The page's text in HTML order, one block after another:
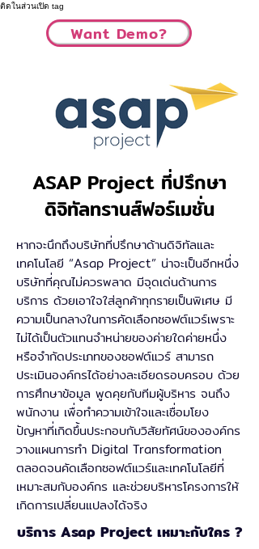
ติดในส่วนเปิด tag
Want Demo?
ASAP Project ที่ปรึกษา
ดิจิทัลทรานส์ฟอร์เมชั่น
หากจะนึกถึงบริษัทที่ปรึกษาด้านดิจิทัลและ
เทคโนโลยี “Asap Project” น่าจะเป็นอีกหนึ่ง
บริษัทที่คุณไม่ควรพลาด มีจุดเด่นด้านการ
บริการ ด้วยเอาใจใส่ลูกค้าทุกรายเป็นพิเศษ มี
ความเป็นกลางในการคัดเลือกซอฟต์แวร์เพราะ
ไม่ได้เป็นตัวแทนจำหน่ายของค่ายใดค่ายหนึ่ง
หรือจำกัดประเภทของซอฟต์แวร์ สามารถ
ประเมินองค์กรได้อย่างละเอียดรอบครอบ ด้วย
การศึกษาข้อมูล พูดคุยกับทีมผู้บริหาร จนถึง
พนักงาน เพื่อทำความเข้าใจและเชื่อมโยง
ปัญหาที่เกิดขึ้นประกอบกับวิสัยทัศน์ขององค์กร
วางแผนการทำ Digital Transformation
ตลอดจนคัดเลือกซอฟต์แวร์และเทคโนโลยีที่
เหมาะสมกับองค์กร และช่วยบริหารโครงการให้
เกิดการเปลี่ยนแปลงได้จริง
บริการ Asap Project เหมาะกับใคร ?